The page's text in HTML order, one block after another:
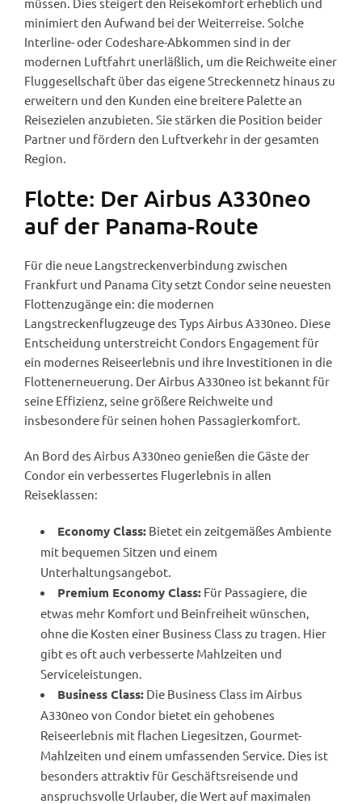
minimiert den Aufwand bei der Weiterreise. Solche
Interline- oder Codeshare-Abkommen sind in der
modernen Luftfahrt unerläßlich, um die Reichweite einer
Fluggesellschaft über das eigene Streckennetz hinaus zu
erweitern und den Kunden eine breitere Palette an
Reisezielen anzubieten. Sie stärken die Position beider
Partner und fördern den Luftverkehr in der gesamten
Region.
Flotte: Der Airbus A330neo
auf der Panama-Route
Für die neue Langstreckenverbindung zwischen
Frankfurt und Panama City setzt Condor seine neuesten
Flottenzugänge ein: die modernen
Langstreckenflugzeuge des Typs Airbus A330neo. Diese
Entscheidung unterstreicht Condors Engagement für
ein modernes Reiseerlebnis und ihre Investitionen in die
Flottenerneuerung. Der Airbus A330neo ist bekannt für
seine Effizienz, seine größere Reichweite und
insbesondere für seinen hohen Passagierkomfort.
An Bord des Airbus A330neo genießen die Gäste der
Condor ein verbessertes Flugerlebnis in allen
Reiseklassen:
Economy Class: Bietet ein zeitgemäßes Ambiente
mit bequemen Sitzen und einem
Unterhaltungsangebot.
Premium Economy Class: Für Passagiere, die
etwas mehr Komfort und Beinfreiheit wünschen,
ohne die Kosten einer Business Class zu tragen. Hier
gibt es oft auch verbesserte Mahlzeiten und
Serviceleistungen.
Business Class: Die Business Class im Airbus
A330neo von Condor bietet ein gehobenes
Reiseerlebnis mit flachen Liegesitzen, Gourmet-
Mahlzeiten und einem umfassenden Service. Dies ist
besonders attraktiv für Geschäftsreisende und
anspruchsvolle Urlauber, die Wert auf maximalen